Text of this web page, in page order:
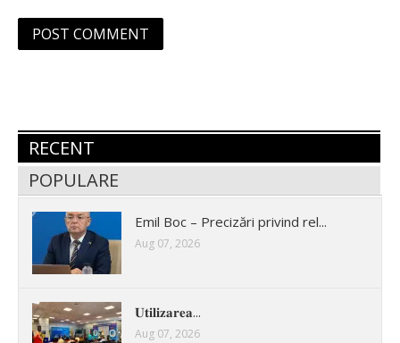
RECENT
POPULARE
Emil Boc – Precizări privind rel...
Aug 07, 2026
𝐔𝐭𝐢𝐥𝐢𝐳𝐚𝐫𝐞𝐚...
Aug 07, 2026